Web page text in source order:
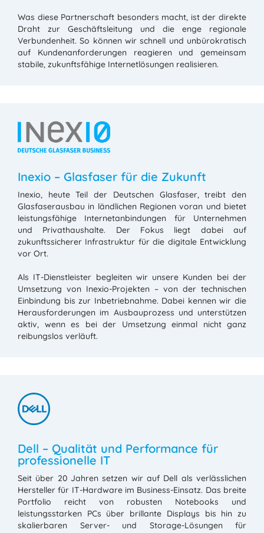
Was diese Partnerschaft besonders macht, ist der direkte
Draht zur Geschäftsleitung und die enge regionale
Verbundenheit. So können wir schnell und unbürokratisch
auf Kundenanforderungen reagieren und gemeinsam
stabile, zukunftsfähige Internetlösungen realisieren.
Inexio – Glasfaser für die Zukunft
Inexio, heute Teil der Deutschen Glasfaser, treibt den
Glasfaserausbau in ländlichen Regionen voran und bietet
leistungsfähige Internetanbindungen für Unternehmen
und Privathaushalte. Der Fokus liegt dabei auf
zukunftssicherer Infrastruktur für die digitale Entwicklung
vor Ort.
Als IT-Dienstleister begleiten wir unsere Kunden bei der
Umsetzung von Inexio-Projekten – von der technischen
Einbindung bis zur Inbetriebnahme. Dabei kennen wir die
Herausforderungen im Ausbauprozess und unterstützen
aktiv, wenn es bei der Umsetzung einmal nicht ganz
reibungslos verläuft.
Dell – Qualität und Performance für
professionelle IT
Seit über 20 Jahren setzen wir auf Dell als verlässlichen
Hersteller für IT-Hardware im Business-Einsatz. Das breite
Portfolio reicht von robusten Notebooks und
leistungsstarken PCs über brillante Displays bis hin zu
skalierbaren Server- und Storage-Lösungen für